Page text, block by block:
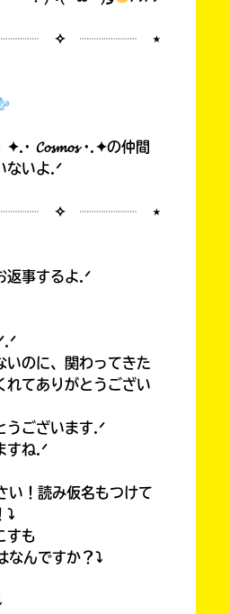
✧ ┈┈┈┈ ⋆
✦.· 𝓒𝓸𝓼𝓶𝓸𝓼 ·.✦の仲間
ないよ.ᐟ
✧ ┈┈┈┈ ⋆
返事するよ.ᐟ
いのに、関わってきた
れてありがとうござい
うございます.ᐟ
すね.ᐟ
い！読み仮名もつけて
⤵︎
すも
なんですか？⤵︎